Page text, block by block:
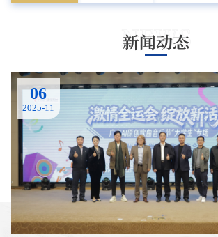
NEWS
新闻动态
06
2025-11